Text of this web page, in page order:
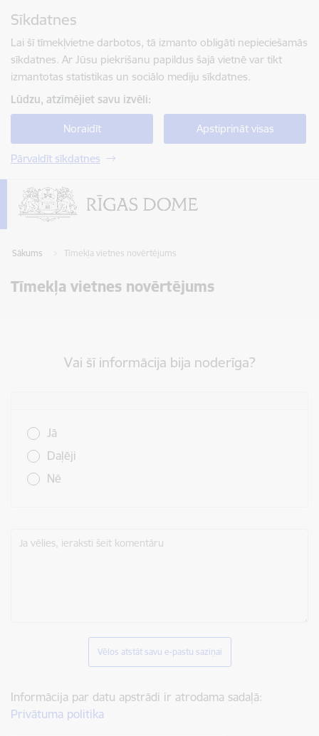
Sīkdatnes
Lai šī tīmekļvietne darbotos, tā izmanto obligāti nepieciešamās
sīkdatnes. Ar Jūsu piekrišanu papildus šajā vietnē var tikt
izmantotas statistikas un sociālo mediju sīkdatnes.
Lūdzu, atzīmējiet savu izvēli:
Noraidīt Apstiprināt visas
Pārvaldīt sīkdatnes
Sākums Tīmekļa vietnes novērtējums
Tīmekļa vietnes novērtējums
Vai šī informācija bija noderīga?
Jā
Daļēji
Nē
Ja vēlies, ieraksti šeit komentāru
Vēlos atstāt savu e-pastu saziņai
Informācija par datu apstrādi ir atrodama sadaļā:
Privātuma politika